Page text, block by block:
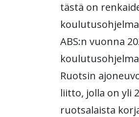
tästä on
ABS:n vuonna
Ruotsin
liitto, jolla on yli
ruotsalaista